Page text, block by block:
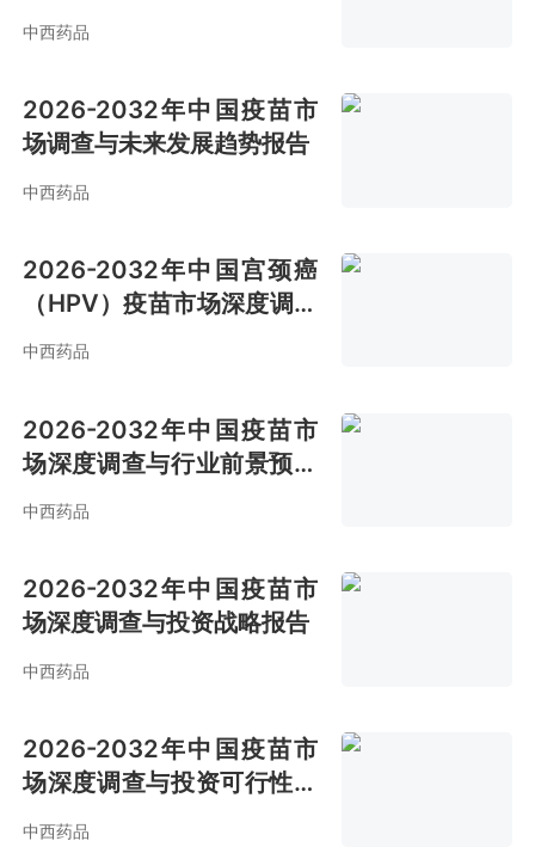
全景调研及投资前景评估报
告
中西药品
2026-2032年中国疫苗市
场调查与未来发展趋势报告
中西药品
2026-2032年中国宫颈癌
（HPV）疫苗市场深度调查
与市场全景评估报告
中西药品
2026-2032年中国疫苗市
场深度调查与行业前景预测
报告
中西药品
2026-2032年中国疫苗市
场深度调查与投资战略报告
中西药品
2026-2032年中国疫苗市
场深度调查与投资可行性报
告
中西药品